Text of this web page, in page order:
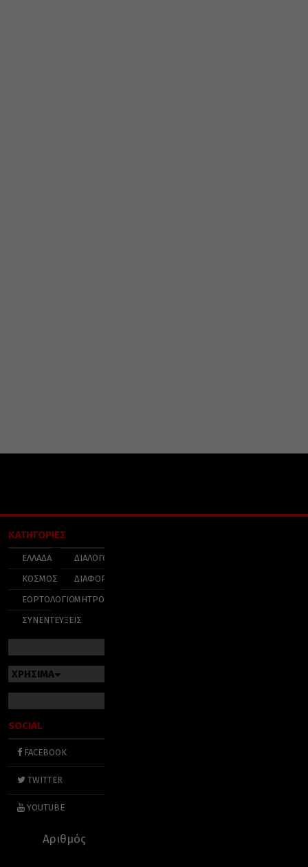
ΚΑΤΗΓΟΡΙΕΣ
ΕΛΛΑΔΑ
ΚΟΣΜΟΣ
ΕΟΡΤΟΛΟΓΙΟ
ΣΥΝΕΝΤΕΥΞΕΙΣ
ΔΙΑΛΟΓΟΣ
ΔΙΑΦΟΡΑ
ΜΗΤΡΟΠΟΛΕΙΣ
ΧΡΗΣΙΜΑ
SOCIAL
FACEBOOK
TWITTER
YOUTUBE
Αριθμός